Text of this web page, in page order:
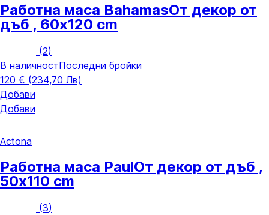
Работна маса BahamasОт декор от
дъб , 60x120 cm
(2)
В наличностПоследни бройки
120 € (234,70 Лв)
Добави
Добави
Actona
Работна маса PaulОт декор от дъб ,
50x110 cm
(3)